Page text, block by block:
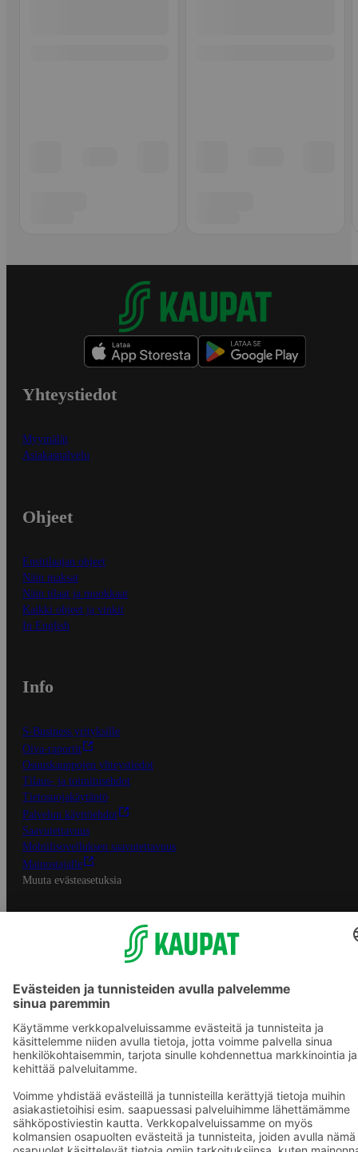
Yhteystiedot
Myymälät
Asiakaspalvelu
Ohjeet
Ensitilaajan ohjeet
Näin maksat
Näin tilaat ja muokkaat
Kaikki ohjeet ja vinkit
In English
Info
S-Business yrityksille
Oiva-raportit
Osuuskauppojen yhteystiedot
Tilaus- ja toimitusehdot
Tietosuojakäytäntö
Palvelun käyttöehdot
Saavutettavuus
Mobiilisovelluksen saavutettavuus
Mainostajalle
Muuta evästeasetuksia
S-ryhmän palvelut
S-ryhmä
Asiakasomistajuus
Yhteishyvä Ruoka -sovellus
S-ostoslista -sovellus
Prisma.fi
Sokos.fi
S-Pankki
Yhteishyvä
Sokos Hotels
Raflaamo